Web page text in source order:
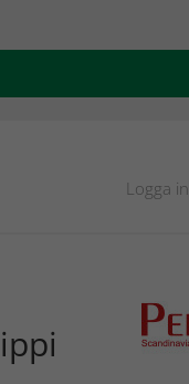
Logga in